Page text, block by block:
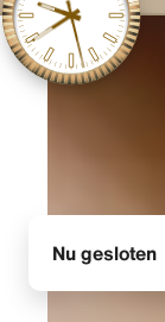
Nu gesloten